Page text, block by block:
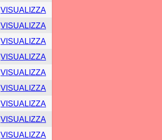
VISUALIZZA
VISUALIZZA
VISUALIZZA
VISUALIZZA
VISUALIZZA
VISUALIZZA
VISUALIZZA
VISUALIZZA
VISUALIZZA